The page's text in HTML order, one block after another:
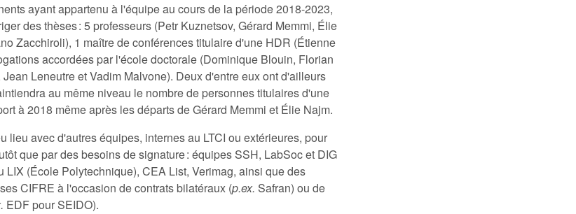
ayant appartenu à l'équipe au cours de la période 2018-2023,
des thèses : 5 professeurs (Petr Kuznetsov, Gérard Memmi, Élie
Zacchiroli), 1 maître de conférences titulaire d'une HDR (Étienne
accordées par l'école doctorale (Dominique Blouin, Florian
Leneutre et Vadim Malvone). Deux d'entre eux ont d'ailleurs
au même niveau le nombre de personnes titulaires d'une
à 2018 même après les départs de Gérard Memmi et Élie Najm.
lieu avec d'autres équipes, internes au LTCI ou extérieures, pour
que par des besoins de signature : équipes SSH, LabSoc et DIG
LIX (École Polytechnique), CEA List, Verimag, ainsi que des
CIFRE à l'occasion de contrats bilatéraux (p.ex. Safran) ou de
EDF pour SEIDO).